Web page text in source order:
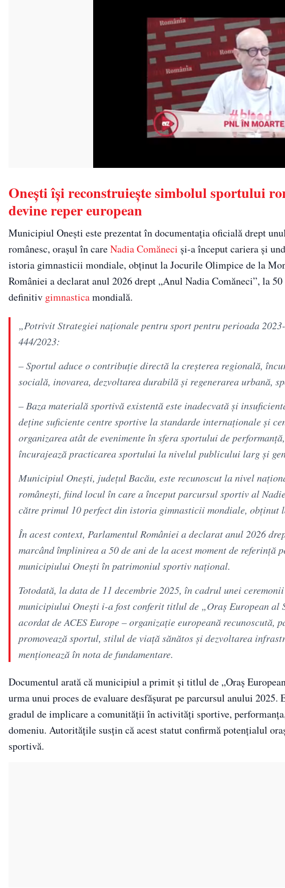
Onești își reconstruiește simbolul sportului
devine reper european
Municipiul Onești este prezentat în documentația oficială drept
românesc, orașul în careNadia Comăneci și-a început cariera și
istoria gimnasticii mondiale, obținut la Jocurile Olimpice de la
României a declarat anul 2026 drept „Anul Nadia Comăneci”, la
definitiv gimnasticamondială.
„Potrivit Strategiei naţionale pentru sport pentru perioada
444/2023:
– Sportul aduce o contribuție directă la creșterea regională,
socială, inovarea, dezvoltarea durabilă și regenerarea urbană,
– Baza materială sportivă existentă este inadecvată și
deține suficiente centre sportive la standarde internaționale și
organizarea atât de evenimente în sfera sportului de
încurajează practicarea sportului la nivelul publicului larg și
Municipiul Onești, județul Bacău, este recunoscut la nivel
românești, fiind locul în care a început parcursul sportiv al
către primul 10 perfect din istoria gimnasticii mondiale,
În acest context, Parlamentul României a declarat anul 2026
marcând împlinirea a 50 de ani de la acest moment de
municipiului Onești în patrimoniul sportiv național.
Totodată, la data de 11 decembrie 2025, în cadrul unei
municipiului Onești i-a fost conferit titlul de „Oraș European al
acordat de ACES Europe – organizație europeană recunoscută,
promovează sportul, stilul de viață sănătos și dezvoltarea
menționează în nota de fundamentare.
Documentul arată că municipiul a primit și titlul de „Oraș
urma unui proces de evaluare desfășurat pe parcursul anului
gradul de implicare a comunității în activități sportive,
domeniu. Autoritățile susțin că acest statut confirmă potențialul
sportivă.